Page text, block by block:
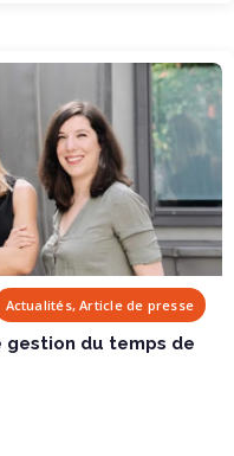
de...
Actualités, Article de presse
du temps de